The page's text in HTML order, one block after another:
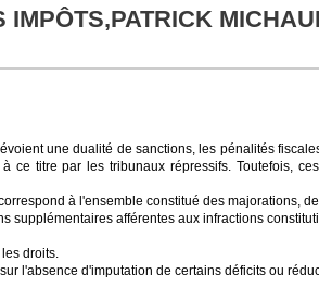
une dualité de sanctions, les pénalités
titre par les tribunaux répressifs. Toutefois,
à l'ensemble constitué des majorations,
supplémentaires afférentes aux infractions
droits.
l'absence d'imputation de certains déficits ou